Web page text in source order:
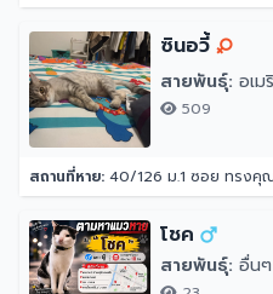
ซินอวี้
สายพันธุ์: อเ
509
สถานที่หาย: 40/126 ม.1 ซอย ทรงคุณ ตำ
โชค
สายพันธุ์: อื่นๆ